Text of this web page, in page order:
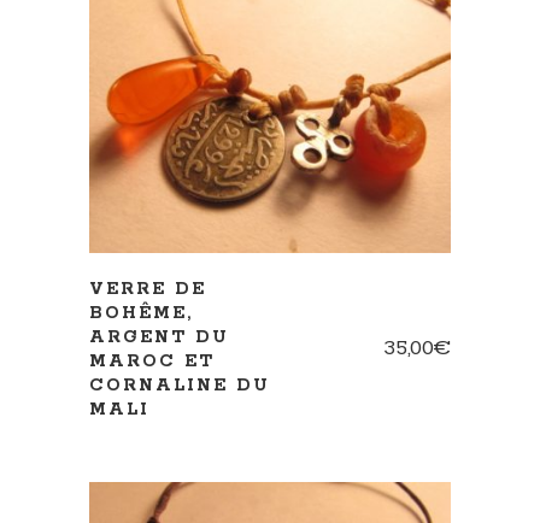
AJOUTER AU PANIER
VERRE DE
BOHÊME,
ARGENT DU
MAROC ET
CORNALINE DU
MALI
35,00€